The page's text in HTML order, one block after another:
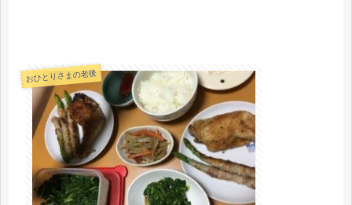
おひとりさまの老後